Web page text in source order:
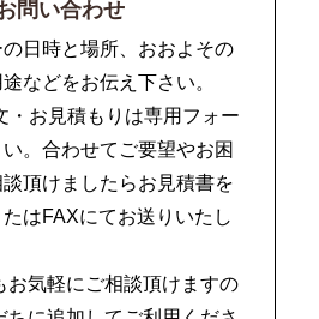
問い合わせ
日時と場所、おおよその
などをお伝え下さい。
・お見積もりは専用フォー
。合わせてご要望やお困
頂けましたらお見積書を
はFAXにてお送りいたし
お気軽にご相談頂けますの